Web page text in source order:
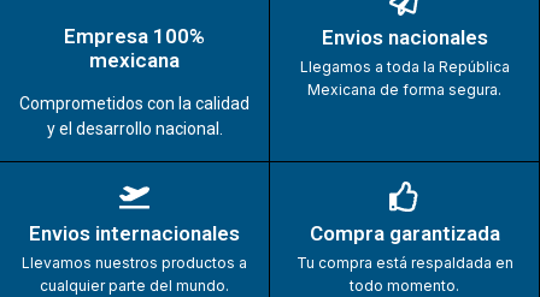
Empresa 100%
mexicana
Comprometidos con la calidad
y el desarrollo nacional.
Envios nacionales
Llegamos a toda la República
Mexicana de forma segura.
Envios internacionales
Llevamos nuestros productos a
cualquier parte del mundo.
Compra garantizada
Tu compra está respaldada en
todo momento.